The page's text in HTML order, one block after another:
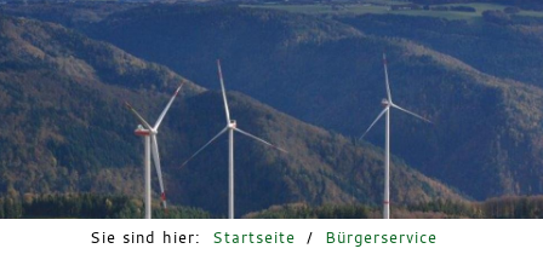
Bürgerservice & Gemeinderat
Leben in Hasel
Freizeit & Tourismus
Sie sind hier: Startseite /
Bürgerservice